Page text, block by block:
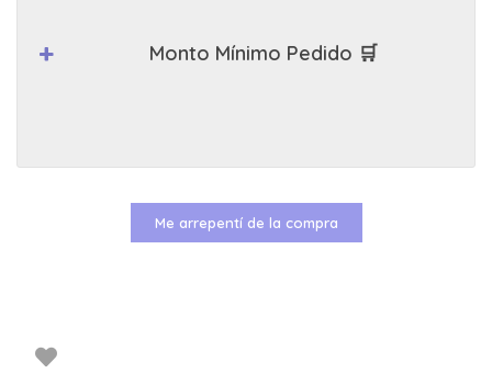
Monto Mínimo Pedido 🛒
Me arrepentí de la compra